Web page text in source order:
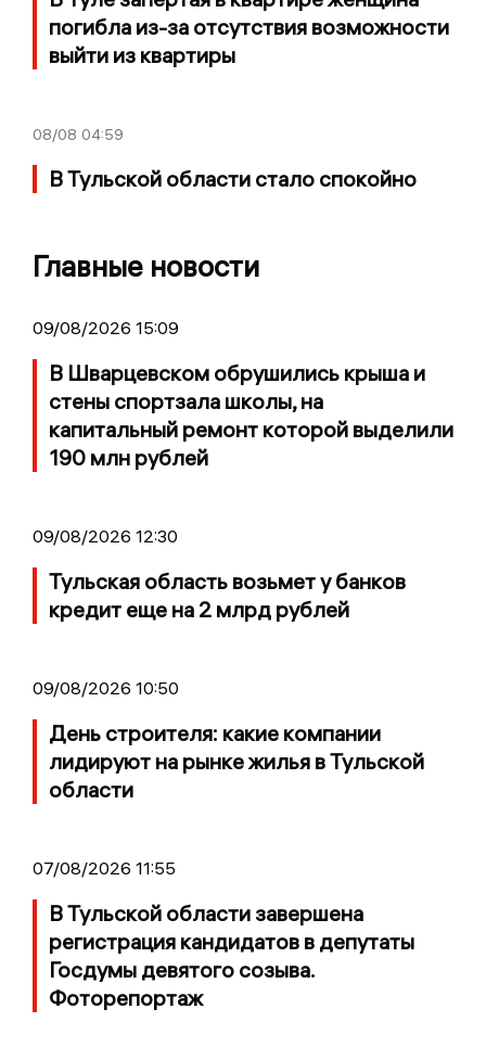
погибла из-за отсутствия возможности
выйти из квартиры
08/08 04:59
В Тульской области стало спокойно
Главные новости
09/08/2026 15:09
В Шварцевском обрушились крыша и
стены спортзала школы, на
капитальный ремонт которой выделили
190 млн рублей
09/08/2026 12:30
Тульская область возьмет у банков
кредит еще на 2 млрд рублей
09/08/2026 10:50
День строителя: какие компании
лидируют на рынке жилья в Тульской
области
07/08/2026 11:55
В Тульской области завершена
регистрация кандидатов в депутаты
Госдумы девятого созыва.
Фоторепортаж